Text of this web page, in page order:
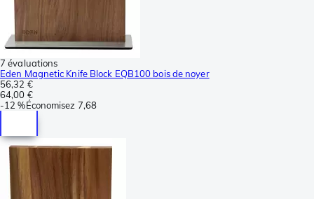
7 évaluations
Eden Magnetic Knife Block EQB100 bois de noyer
56,32 €
64,00 €
-12 %Économisez 7,68